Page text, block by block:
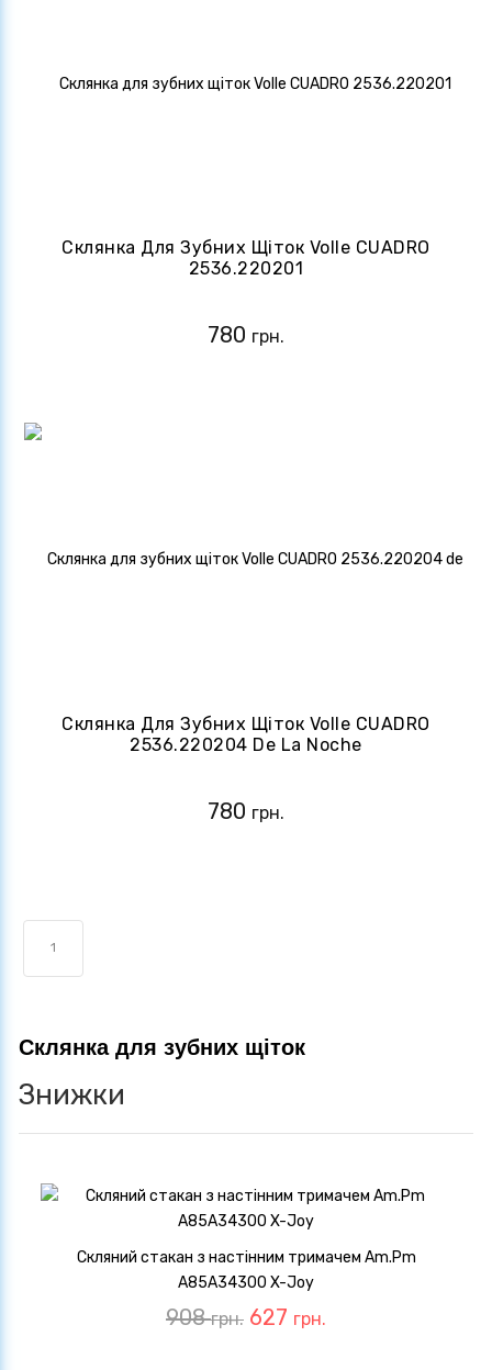
Склянка Для Зубних Щіток Volle CUADRO
2536.220201
780 грн.
Склянка Для Зубних Щіток Volle CUADRO
2536.220204 De La Noche
780 грн.
1
Склянка для зубних щіток
Знижки
Скляний стакан з настінним тримачем Am.Pm
A85A34300 X-Joy
908грн. 627 грн.